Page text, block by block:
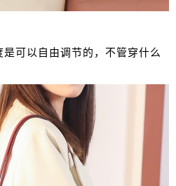
可以自由调节的，不管穿什么